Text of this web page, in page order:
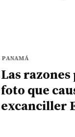
PANAMÁ
Las razones
foto que
excanciller